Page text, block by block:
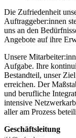
Die Zufriedenheit
Auftraggeber:innen
uns an den
Angebote auf ihre
Unsere
Aufgabe. Ihre
Bestandteil, unser
erreichen. Der
und berufliche
intensive
aller am Prozess
Geschäftsleitung